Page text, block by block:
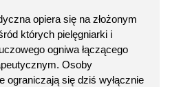
opiera się na złożonym
których pielęgniarki i
ogniwa łączącego
Osoby
ograniczają się dziś wyłącznie